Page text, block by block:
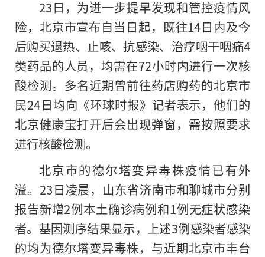
23日，为进一步提早发现和管控疫情风
险，北京市宣布自当日起，既往14日内及今
后购买退热、止咳、抗感染、治疗咽干咽痛4
类药品的人员，均需在72小时内进行一次核
酸检测。多名近期曾前往药店购药的北京市
民24日均向《环球时报》记者表示，他们的
北京健康宝打开后会出现弹窗，需按照要求
进行核酸检测。
北京市的德尔塔变异毒株疫情已有外
溢。23日凌晨，山东省济南市和聊城市分别
报告新增2例本土确诊病例和1例无症状感染
者。基因测序结果显示，上述3例感染者感染
的均为德尔塔变异毒株，与近期北京市丰台